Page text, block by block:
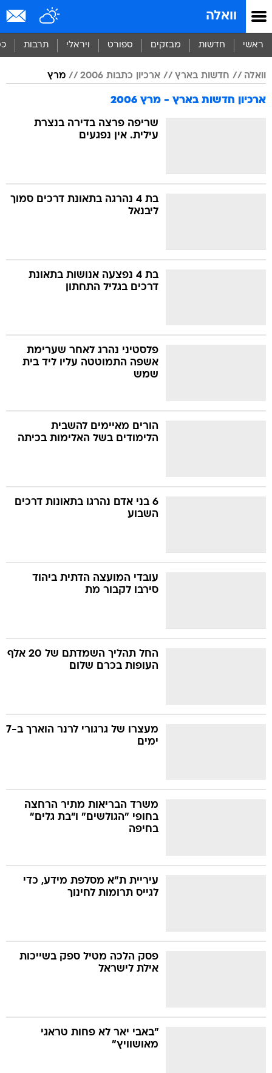
וואלה
ראשי חדשות מבזקים ספורט ויראלי תרבות
וואלה חדשות בארץ ארכיון כתבות 2006 מרץ
ארכיון חדשות בארץ - מרץ 2006
שריפה פרצה בדירה בנצרת
עילית. אין נפגעים
בת 4 נהרגה בתאונת דרכים סמוך
ליבנאל
בת 4 נפצעה אנושות בתאונת
דרכים בגליל התחתון
פלסטיני נהרג לאחר שערימת
אשפה התמוטטה עליו ליד בית
שמש
הורים מאיימים להשבית
הלימודים בשל האלימות בכיתה
6 בני אדם נהרגו בתאונות דרכים
השבוע
עובדי המועצה הדתית ביהוד
סירבו לקבור מת
החל תהליך השמדתם של 20 אלף
העופות בכרם שלום
מעצרו של גרגורי לרנר הוארך ב-7
ימים
משרד הבריאות מתיר הרחצה
בחופי "הגולשים" ו"בת גלים"
בחיפה
עיריית ת"א מסלפת מידע, כדי
לגייס תרומות לחינוך
פסק הלכה מטיל ספק בשייכות
אילת לישראל
"באבי יאר לא פחות טראגי
מאושוויץ"